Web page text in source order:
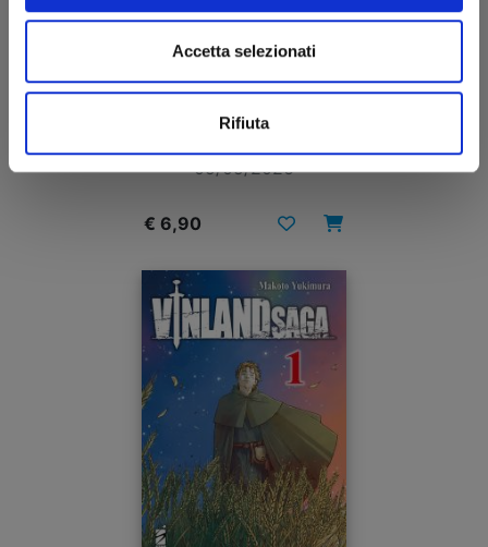
Accetta selezionati
Rifiuta
ASYL n. 4
05/05/2026
€ 6,90